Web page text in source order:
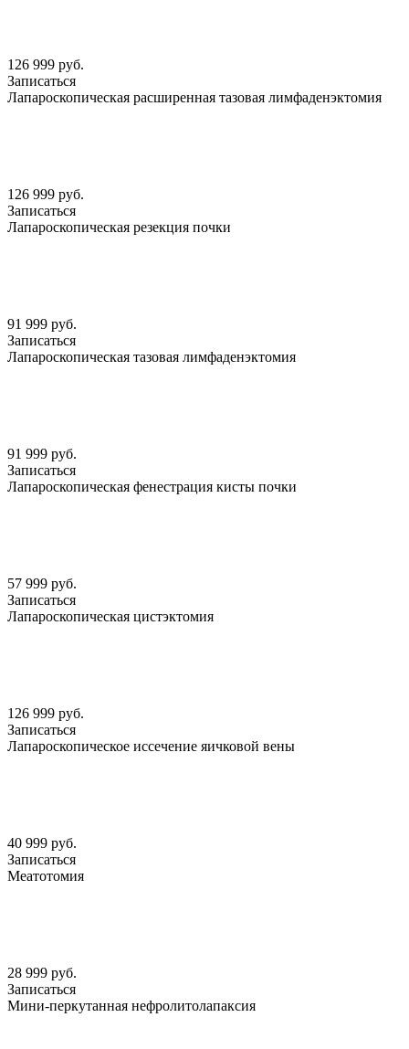
126 999 руб.
Записаться
Лапароскопическая расширенная тазовая лимфаденэктомия
126 999 руб.
Записаться
Лапароскопическая резекция почки
91 999 руб.
Записаться
Лапароскопическая тазовая лимфаденэктомия
91 999 руб.
Записаться
Лапароскопическая фенестрация кисты почки
57 999 руб.
Записаться
Лапароскопическая цистэктомия
126 999 руб.
Записаться
Лапароскопическое иссечение яичковой вены
40 999 руб.
Записаться
Меатотомия
28 999 руб.
Записаться
Мини-перкутанная нефролитолапаксия